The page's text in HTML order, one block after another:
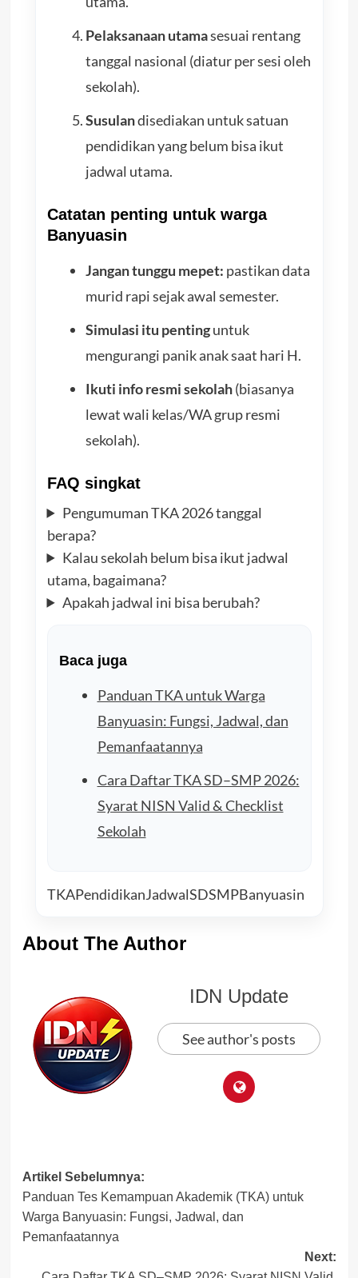
Pelaksanaan utamasesuai rentang
tanggal nasional (diatur per sesi oleh
sekolah).
Susulandisediakan untuk satuan
pendidikan yang belum bisa ikut
jadwal utama.
Catatan penting untuk warga
Banyuasin
Jangan tunggu mepet: pastikan data
murid rapi sejak awal semester.
Simulasi itu pentinguntuk
mengurangi panik anak saat hari H.
Ikuti info resmi sekolah(biasanya
lewat wali kelas/WA grup resmi
sekolah).
FAQ singkat
Pengumuman TKA 2026 tanggal
berapa?
Kalau sekolah belum bisa ikut jadwal
utama, bagaimana?
Apakah jadwal ini bisa berubah?
Baca juga
Panduan TKA untuk Warga
Banyuasin: Fungsi, Jadwal, dan
Pemanfaatannya
Cara Daftar TKA SD–SMP 2026:
Syarat NISN Valid & Checklist
Sekolah
TKAPendidikanJadwalSDSMPBanyuasin
About The Author
IDN Update
See author's posts
Post
navigation
Artikel Sebelumnya:
Panduan Tes Kemampuan Akademik (TKA) untuk
Warga Banyuasin: Fungsi, Jadwal, dan
Pemanfaatannya
Next: